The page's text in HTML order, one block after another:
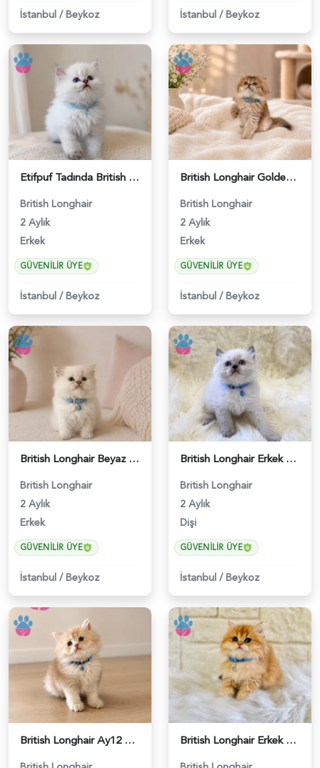
İstanbul /Beykoz İstanbul /Beykoz
Etifpuf Tadında British Longhair Beyaz Erkek - 5210
British Longhair
2 Aylık
Erkek
GÜVENILIR ÜYE
İstanbul /Beykoz
British Longhair Golden Erkek Yavrumuz - 4747
British Longhair
2 Aylık
Erkek
GÜVENILIR ÜYE
İstanbul /Beykoz
British Longhair Beyaz Erkek Yavrumuz - 4751
British Longhair
2 Aylık
Erkek
GÜVENILIR ÜYE
İstanbul /Beykoz
British Longhair Erkek 2 Aylık Yavrumuz - 5272
British Longhair
2 Aylık
Dişi
GÜVENILIR ÜYE
İstanbul /Beykoz
British Longhair Ay12 Erkek Yavrumuz - 5277 British Longhair Erkek Golden Nadir Renk - 5291